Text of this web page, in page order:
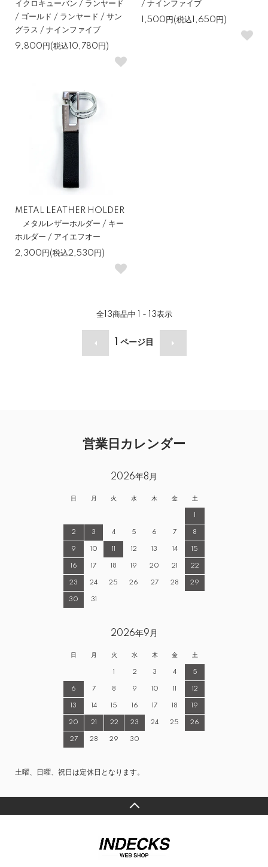
イクロキューバン / ランヤード
/ ゴールド / ランヤード / サン
グラス / ナインファイブ
9,800円(税込10,780円)
/ ナインファイブ
1,500円(税込1,650円)
METAL LEATHER HOLDER
メタルレザーホルダー / キー
ホルダー / アイエフオー
2,300円(税込2,530円)
全13商品中 1 - 13表示
ページ目
営業日カレンダー
2026年8月
日 月 火 水 木 金 土
1
2 3 4 5 6 7 8
9 10 11 12 13 14 15
16 17 18 19 20 21 22
23 24 25 26 27 28 29
30 31
2026年9月
日 月 火 水 木 金 土
1 2 3 4 5
6 7 8 9 10 11 12
13 14 15 16 17 18 19
20 21 22 23 24 25 26
27 28 29 30
土曜、日曜、祝日は定休日となります。